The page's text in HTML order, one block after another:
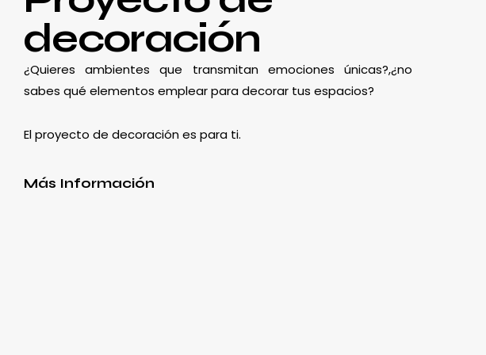
decoración
¿Quieres ambientes que transmitan emociones únicas?,¿no
sabes qué elementos emplear para decorar tus espacios?
El proyecto de decoración es para ti.
Más Información